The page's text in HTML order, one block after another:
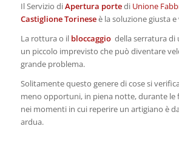
Il Servizio diApertura portedi Unione
Castiglione Torineseè la soluzione giusta e
La rottura o il bloccaggiodella serratura di
un piccolo imprevisto che può diventare
grande problema.
Solitamente questo genere di cose si
meno opportuni, in piena notte, durante le
nei momenti in cui reperire un artigiano è
ardua.